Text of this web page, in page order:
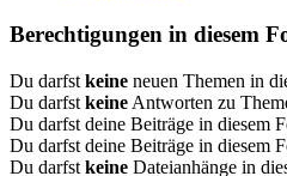
Berechtigungen in diesem
Du darfst keine neuen Themen in
Du darfst keine Antworten zu
Du darfst deine Beiträge in diesem
Du darfst deine Beiträge in diesem
Du darfst keine Dateianhänge in